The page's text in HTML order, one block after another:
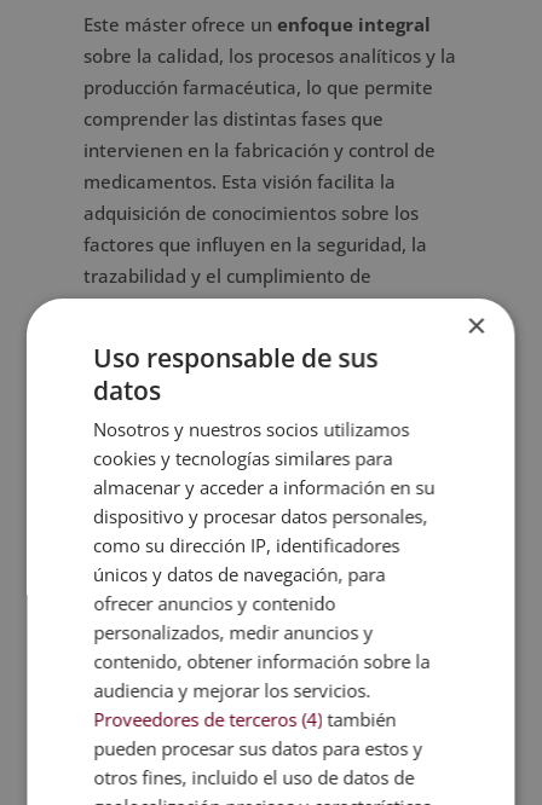
Este máster ofrece un enfoque integral
sobre la calidad, los procesos analíticos y la
producción farmacéutica, lo que permite
comprender las distintas fases que
intervienen en la fabricación y control de
medicamentos. Esta visión facilita la
adquisición de conocimientos sobre los
factores que influyen en la seguridad, la
trazabilidad y el cumplimiento de
También destaca la variedad de
contenidos, que proporcionan una base
conceptual sobre farmacología, control de
calidad, procesos de laboratorio, normativa
farmacéutica y gestión de recursos. Esta
formación resulta adecuada para quienes
desean ampliar sus competencias y
reforzar su perfil profesional en ámbitos
relacionados con la industria farmacéutica,
el control analítico o la gestión de calidad.
¿A quién está dirigido?
El Máster en Gestión de la Calidad y
Técnicas Analíticas en la Industria
×
Uso responsable de sus
datos
Nosotros y nuestros socios utilizamos
cookies y tecnologías similares para
almacenar y acceder a información en su
dispositivo y procesar datos personales,
como su dirección IP, identificadores
únicos y datos de navegación, para
ofrecer anuncios y contenido
personalizados, medir anuncios y
contenido, obtener información sobre la
audiencia y mejorar los servicios.
Proveedores de terceros (4) también
pueden procesar sus datos para estos y
otros fines, incluido el uso de datos de